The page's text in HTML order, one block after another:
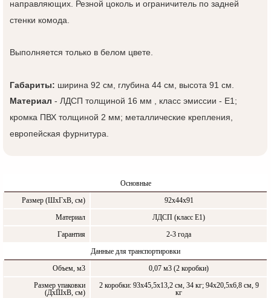
направляющих. Резной цоколь и ограничитель по задней
стенки комода.
Выполняется только в белом цвете.
Габариты: ширина 92 см, глубина 44 см, высота 91 см.
Материал - ЛДСП толщиной 16 мм , класс эмиссии - Е1;
кромка ПВХ толщиной 2 мм; металлические крепления,
европейская фурнитура.
Основные
Размер (ШxГxВ, см)
92х44х91
Материал
ЛДСП (класс Е1)
Гарантия
2-3 года
Данные для транспортировки
Объем, м3
0,07 м3 (2 коробки)
Размер упаковки
(ДxШxВ, см)
2 коробки: 93х45,5х13,2 см, 34 кг; 94х20,5х6,8 см, 9
кг